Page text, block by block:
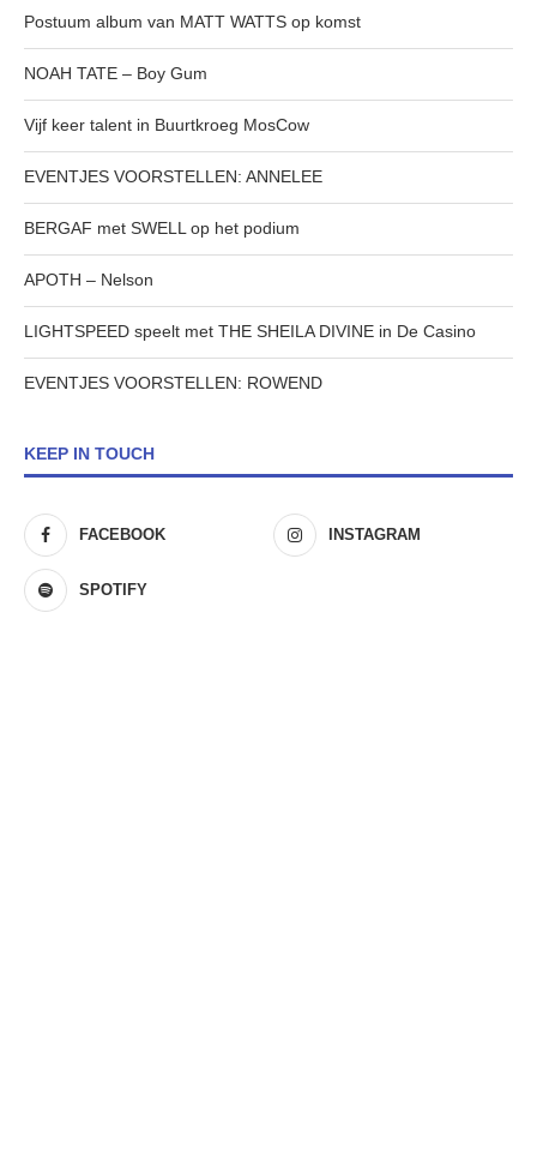
Postuum album van MATT WATTS op komst
NOAH TATE – Boy Gum
Vijf keer talent in Buurtkroeg MosCow
EVENTJES VOORSTELLEN: ANNELEE
BERGAF met SWELL op het podium
APOTH – Nelson
LIGHTSPEED speelt met THE SHEILA DIVINE in De Casino
EVENTJES VOORSTELLEN: ROWEND
KEEP IN TOUCH
FACEBOOK INSTAGRAM
SPOTIFY